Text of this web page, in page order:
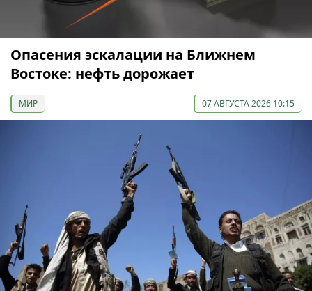
Опасения эскалации на Ближнем
Востоке: нефть дорожает
МИР 07 АВГУСТА 2026 10:15